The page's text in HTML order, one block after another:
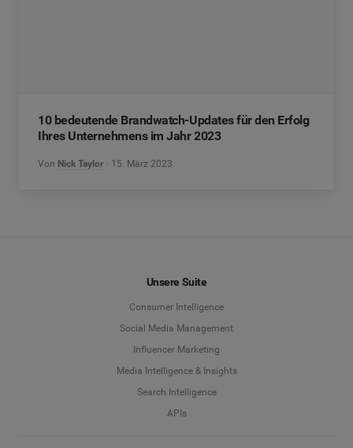
10 bedeutende Brandwatch-Updates für den Erfolg
Ihres Unternehmens im Jahr 2023
Von Nick Taylor 15. März 2023
Unsere Suite
Consumer Intelligence
Social Media Management
Influencer Marketing
Media Intelligence & Insights
Search Intelligence
APIs